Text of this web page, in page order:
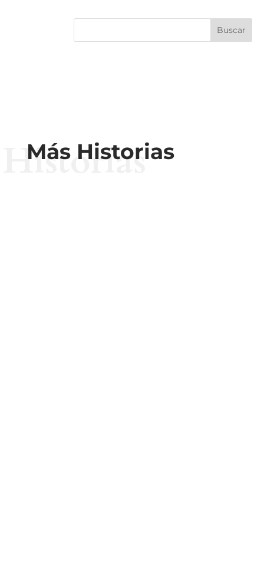
Más Historias
Historias